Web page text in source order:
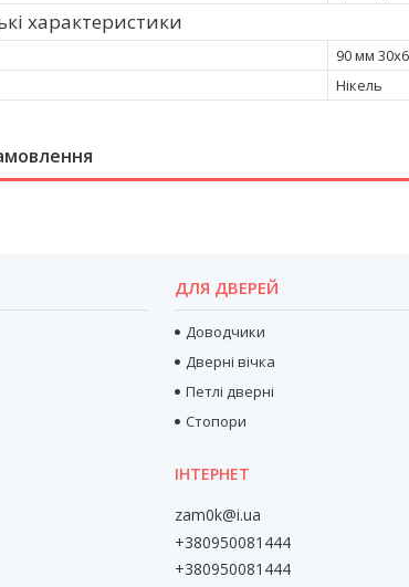
характеристики
90 мм
Нікель
ДЛЯ ДВЕРЕЙ
Доводчики
Дверні вічка
Петлі дверні
Стопори
zam0k@i.ua
+380950081444
+380950081444